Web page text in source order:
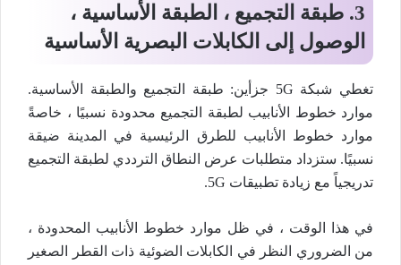
3. طبقة التجميع ، الطبقة الأساسية ،
الوصول إلى الكابلات البصرية الأساسية
تغطي شبكة 5G جزأين: طبقة التجميع والطبقة الأساسية.
موارد خطوط الأنابيب لطبقة التجميع محدودة نسبيًا ، خاصةً
موارد خطوط الأنابيب للطرق الرئيسية في المدينة ضيقة
نسبيًا. ستزداد متطلبات عرض النطاق الترددي لطبقة التجميع
تدريجياً مع زيادة تطبيقات 5G.
في هذا الوقت ، في ظل موارد خطوط الأنابيب المحدودة ،
من الضروري النظر في الكابلات الضوئية ذات القطر الصغير